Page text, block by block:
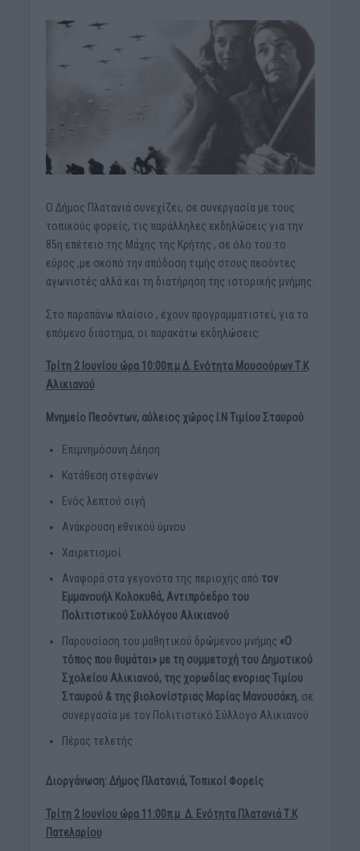
Ο Δήμος Πλατανιά συνεχίζει, σε συνεργασία με τους
τοπικούς φορείς, τις παράλληλες εκδηλώσεις για την
85η επέτειο της Μάχης της Κρήτης , σε όλο του το
εύρος ,με σκοπό την απόδοση τιμής στους πεσόντες
αγωνιστές αλλά και τη διατήρηση της ιστορικής μνήμης.
Στο παραπάνω πλαίσιο , έχουν προγραμματιστεί, για το
επόμενο διάστημα, οι παρακάτω εκδηλώσεις:
Τρίτη 2 Ιουνίου ώρα 10:00π.μ Δ. Ενότητα Μουσούρων Τ.Κ
Αλικιανού
Μνημείο Πεσόντων, αύλειος χώρος Ι.Ν Τιμίου Σταυρού
Επιμνημόσυνη Δέηση
Κατάθεση στεφάνων
Ενός λεπτού σιγή
Ανάκρουση εθνικού ύμνου
Χαιρετισμοί
Αναφορά στα γεγονότα της περιοχής από τον
Εμμανουήλ Κολοκυθά, Αντιπρόεδρο του
Πολιτιστικού Συλλόγου Αλικιανού
Παρουσίαση του μαθητικού δρώμενου μνήμης «Ο
τόπος που θυμάται» με τη συμμετοχή του Δημοτικού
Σχολείου Αλικιανού, της χορωδίας ενοριας Τιμίου
Σταυρού & της βιολονίστριας Μαρίας Μανουσάκη, σε
συνεργασία με τον Πολιτιστικό Σύλλογο Αλικιανού
Πέρας τελετής
Διοργάνωση: Δήμος Πλατανιά, Τοπικοί Φορείς
Τρίτη 2 Ιουνίου ώρα 11:00π.μ Δ. Ενότητα Πλατανιά Τ.Κ
Πατελαρίου